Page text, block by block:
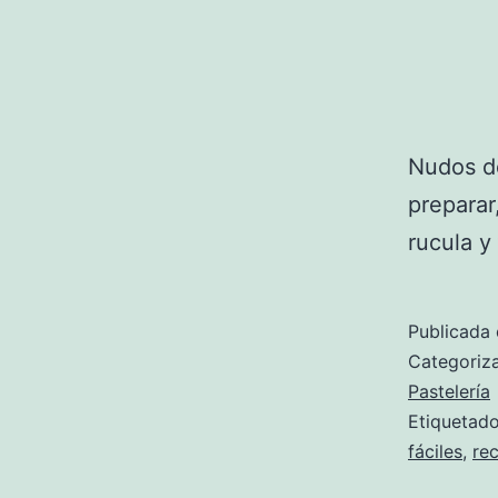
Nudos
rucula y
Publicada
Pastelería
fáciles,